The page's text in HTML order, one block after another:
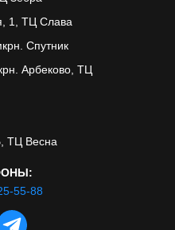
1, ТЦ Слава
Спутник
Арбеково, ТЦ
ТЦ Весна
55-88